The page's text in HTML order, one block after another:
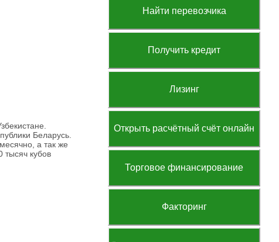
Найти перевозчика
Получить кредит
Лизинг
Открыть расчётный счёт онлайн
Торговое финансирование
Факторинг
Беларусь.
а так же
кубов